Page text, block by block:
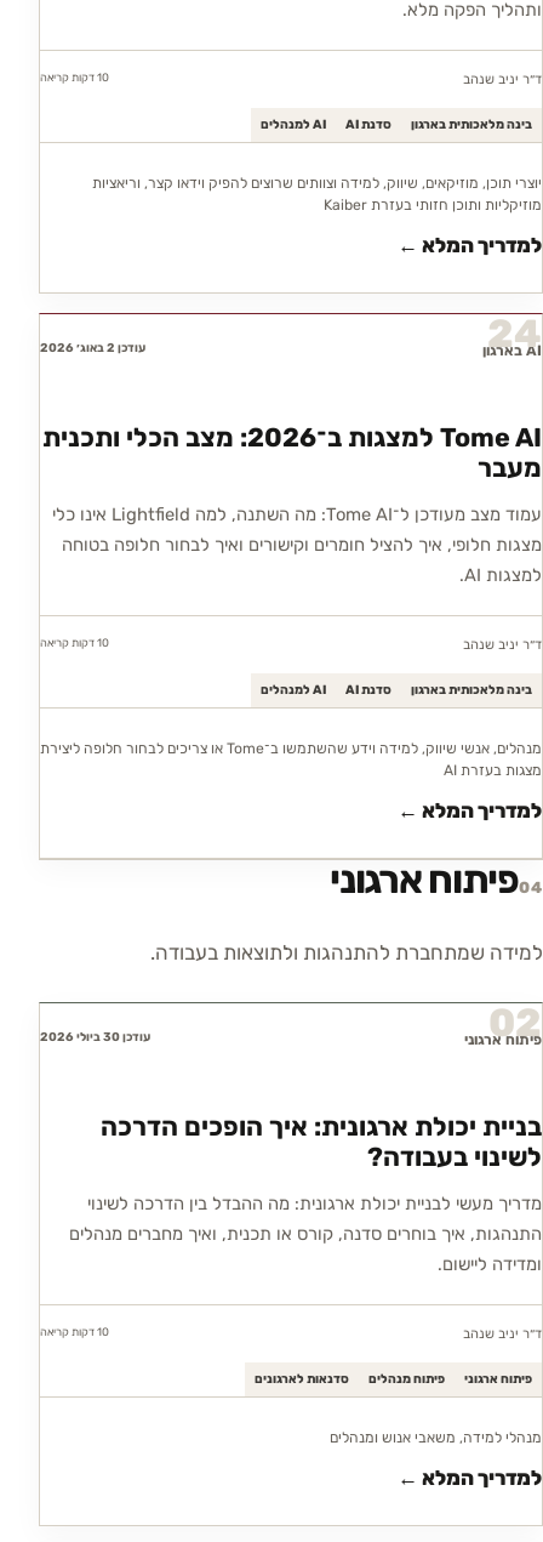
ותהליך הפקה מלא.
ד״ר יניב שנהב 10 דקות קריאה
בינה מלאכותית בארגון סדנת AI AI למנהלים
יוצרי תוכן, מוזיקאים, שיווק, למידה וצוותים שרוצים להפיק וידאו קצר, וריאציות
מוזיקליות ותוכן חזותי בעזרת Kaiber
למדריך המלא ←
AI בארגון עודכן 2 באוג׳ 2026
Tome AI למצגות ב־2026: מצב הכלי ותכנית
מעבר
עמוד מצב מעודכן ל־Tome AI: מה השתנה, למה Lightfield אינו כלי
מצגות חלופי, איך להציל חומרים וקישורים ואיך לבחור חלופה בטוחה
למצגות AI.
ד״ר יניב שנהב 10 דקות קריאה
בינה מלאכותית בארגון סדנת AI AI למנהלים
מנהלים, אנשי שיווק, למידה וידע שהשתמשו ב־Tome או צריכים לבחור חלופה ליצירת
מצגות בעזרת AI
למדריך המלא ←
24
04פיתוח ארגוני
למידה שמתחברת להתנהגות ולתוצאות בעבודה.
פיתוח ארגוני עודכן 30 ביולי 2026
בניית יכולת ארגונית: איך הופכים הדרכה
לשינוי בעבודה?
מדריך מעשי לבניית יכולת ארגונית: מה ההבדל בין הדרכה לשינוי
התנהגות, איך בוחרים סדנה, קורס או תכנית, ואיך מחברים מנהלים
ומדידה ליישום.
ד״ר יניב שנהב 10 דקות קריאה
פיתוח ארגוני פיתוח מנהלים סדנאות לארגונים
מנהלי למידה, משאבי אנוש ומנהלים
למדריך המלא ←
02